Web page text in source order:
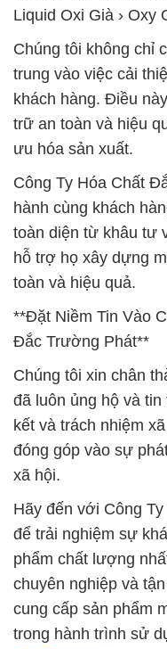
Liquid Oxi Già › Oxy
Chúng tôi không chỉ
trung vào việc cải
khách hàng. Điều
trữ an toàn và hiệu
ưu hóa sản xuất.
Công Ty Hóa Chất
hành cùng khách
toàn diện từ khâu tư
hỗ trợ họ xây dựng
toàn và hiệu quả.
**Đặt Niềm Tin Vào
Đắc Trường Phát**
Chúng tôi xin chân
đã luôn ủng hộ và
kết và trách nhiệm
đóng góp vào sự
xã hội.
Hãy đến với Công
để trải nghiệm sự
phẩm chất lượng
chuyên nghiệp và
cung cấp sản phẩm
trong hành trình sử